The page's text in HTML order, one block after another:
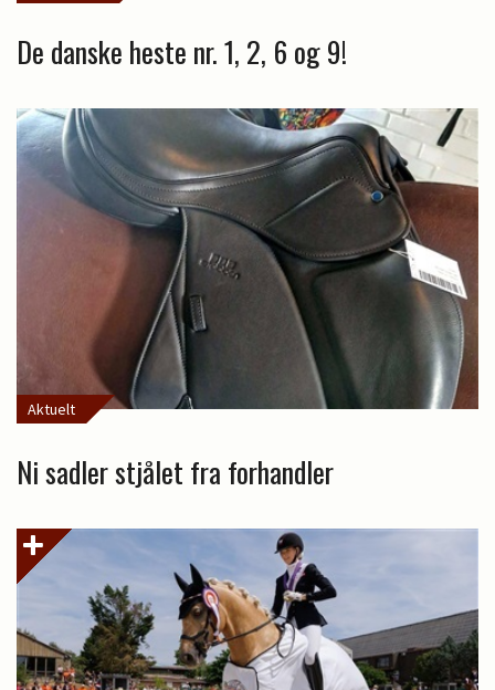
De danske heste nr. 1, 2, 6 og 9!
Aktuelt
Ni sadler stjålet fra forhandler